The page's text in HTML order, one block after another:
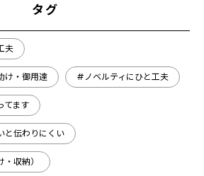
タグ
夫
け・御用達 #ノベルティにひと工夫
てます
と伝わりにくい
収納）